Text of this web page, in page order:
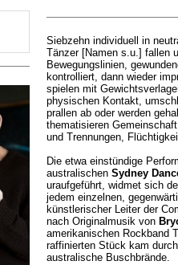
Siebzehn individuell in
Tänzer [Namen s.u.] fallen
Bewegungslinien,
kontrolliert, dann wieder
spielen mit
physischen Kontakt,
prallen ab oder werden
thematisieren
und Trennungen,
Die etwa einstündige
australischen Sydney
uraufgeführt, widmet sich
jedem einzelnen,
künstlerischer Leiter der
nach Originalmusik von
amerikanischen Rockband
raffinierten Stück kam
australische Buschbrände.